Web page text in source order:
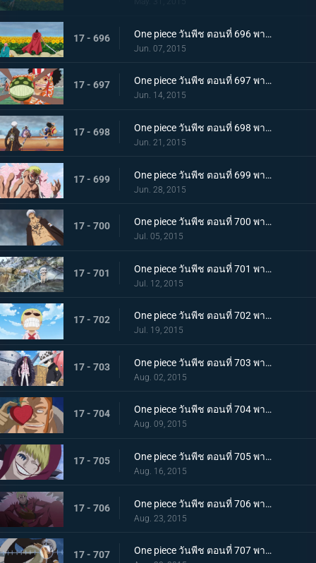
17 - 696 One piece วันพีช ตอนที่ 696 พากย์ไทย น้ำตาแห่งการพบกัน! รีเบคก้ากับเคียรอส!
Jun. 07, 2015
17 - 697 One piece วันพีช ตอนที่ 697 พากย์ไทย กระสุนพิฆาต! บุรุษผู้ปกป้องเดรสโรซ่า!
Jun. 14, 2015
17 - 698 One piece วันพีช ตอนที่ 698 พากย์ไทย ระเบิดความโกรธ! แผนลับสุดยอดของลูฟี่และลอว์!
Jun. 21, 2015
17 - 699 One piece วันพีช ตอนที่ 699 พากย์ไทย ครอบครัวชนชั้นสูง! ตัวตนแท้จริงของโดฟลามิงโก้!
Jun. 28, 2015
17 - 700 One piece วันพีช ตอนที่ 700 พากย์ไทย พลังที่สุดยอด!! ความลับของผล โอเปะ โอเปะ!
Jul. 05, 2015
17 - 701 One piece วันพีช ตอนที่ 701 พากย์ไทย ความทรงจำที่แสนเศร้า! ลอว์ เด็กชายจากเมืองสีขาว!
Jul. 12, 2015
17 - 702 One piece วันพีช ตอนที่ 702 พากย์ไทย เผ่ามังกรฟ้า! อดีตที่ยิ่งใหญ่ของดอฟฟี่!
Jul. 19, 2015
17 - 703 One piece วันพีช ตอนที่ 703 พากย์ไทย เส้นทางที่ยากลำบาก! การเดินทางเพื่อชีวิตของลอว์และโคราซอน!
Aug. 02, 2015
17 - 704 One piece วันพีช ตอนที่ 704 พากย์ไทย เวลาเหลือน้อยแล้ว! ชิงผล โอเปะ โอเปะ มาให้ได้!
Aug. 09, 2015
17 - 705 One piece วันพีช ตอนที่ 705 พากย์ไทย ยามเมื่อต้องทำใจ! รอยยิ้มอำลาของโคราซอน!
Aug. 16, 2015
17 - 706 One piece วันพีช ตอนที่ 706 พากย์ไทย ไปซะ ลอว์! การต่อสู้ครั้งสุดท้ายของชายผู้อ่อนโยน!
Aug. 23, 2015
17 - 707 One piece วันพีช ตอนที่ 707 พากย์ไทย ไปสู่อิสระ! ลอว์ระเบิดอินเจ็กชันช็อต!!